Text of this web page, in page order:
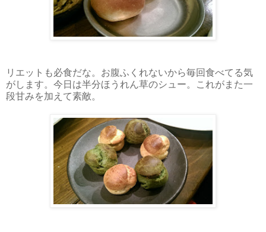
リエットも必食だな。お腹ふくれないから毎回食べてる気
がします。今日は半分ほうれん草のシュー。これがまた一
段甘みを加えて素敵。